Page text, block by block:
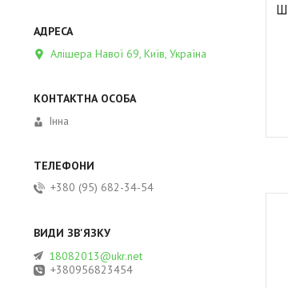
Алішера Навої 69, Київ, Україна
Інна
+380 (95) 682-34-54
18082013@ukr.net
+380956823454